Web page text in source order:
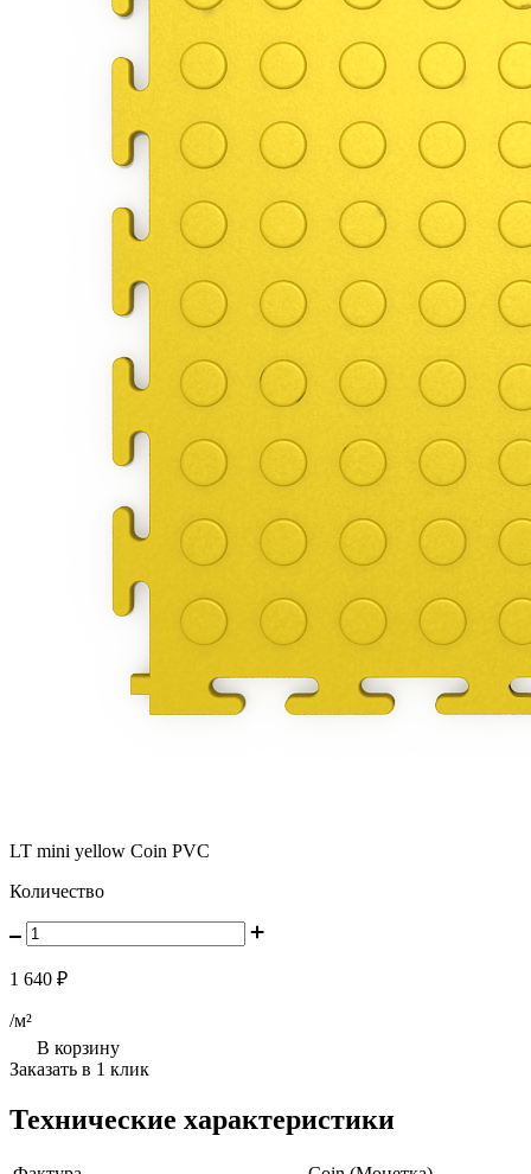
LT mini yellow Coin PVC
Количество
1 640 ₽
/м²
В корзину
Заказать в 1 клик
Технические характеристики